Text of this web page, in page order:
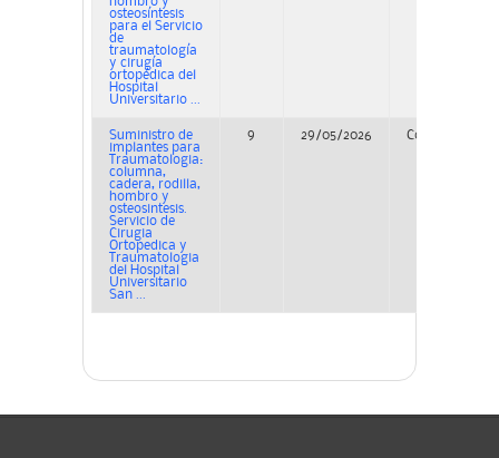
osteosíntesis
para el Servicio
de
traumatología
y cirugía
ortopédica del
Hospital
Universitario ...
Suministro de
implantes para
Traumatologia:
columna,
cadera, rodilla,
hombro y
osteosintesis.
Servicio de
Cirugia
Ortopedica y
Traumatologia
del Hospital
Universitario
San ...
9 29/05/2026 Concurso